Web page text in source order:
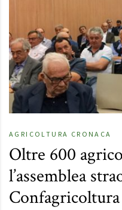
AGRICOLTURA CRONACA
Oltre 600
l’assemblea